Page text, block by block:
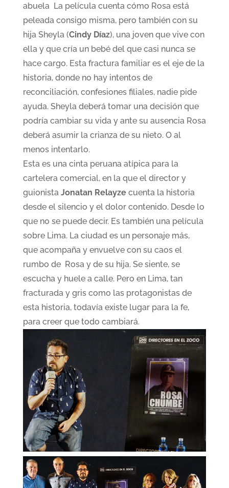
abuela La película cuenta cómo Rosa está
peleada consigo misma, pero también con su
hija Sheyla (Cindy Díaz), una joven que vive con
ella y que cría un bebé del que casi nunca se
hace cargo. Esta fractura familiar es el eje de la
historia, donde no hay intentos de
reconciliación, confesiones filiales, nadie pide
ayuda. Sheyla deberá tomar una decisión que
podría cambiar su vida y ante su ausencia Rosa
deberá asumir la crianza de su nieto. O al
menos intentarlo.
Esta es una cinta peruana atípica para la
cartelera comercial, en la que el director y
guionista Jonatan Relayzecuenta la historia
desde el silencio y el dolor contenido. Desde lo
que no se puede decir. Es también una película
sobre Lima. La ciudad es un personaje más,
que acompaña y envuelve con su caos el
rumbo de Rosa y de su hija. Se siente, se
escucha y huele a calle. Pero en Lima, tan
fracturada y gris como las protagonistas de
esta historia, todavía existe lugar para la fe,
para creer que todo cambiará.